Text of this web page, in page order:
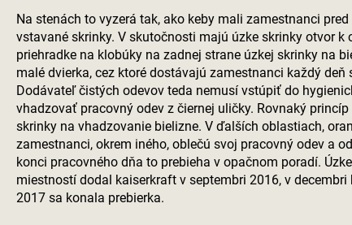
Na stenách to vyzerá tak, ako keby mali zamestnanci
vstavané skrinky. V skutočnosti majú úzke skrinky otvor k
priehradke na klobúky na zadnej strane úzkej skrinky na
malé dvierka, cez ktoré dostávajú zamestnanci každý deň
Dodávateľ čistých odevov teda nemusí vstúpiť do
vhadzovať pracovný odev z čiernej uličky. Rovnaký princíp
skrinky na vhadzovanie bielizne. V ďalších oblastiach,
zamestnanci, okrem iného, oblečú svoj pracovný odev a
konci pracovného dňa to prebieha v opačnom poradí.
miestností dodal kaiserkraft v septembri 2016, v
2017 sa konala prebierka.